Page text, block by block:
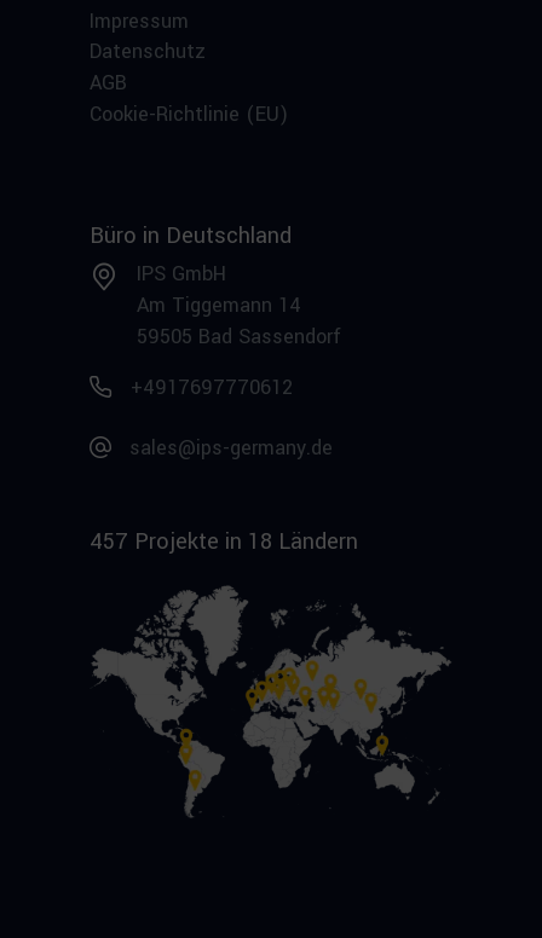
Impressum
Datenschutz
AGB
Cookie-Richtlinie (EU)
Büro in Deutschland
IPS GmbH
Am Tiggemann 14
59505 Bad Sassendorf
+4917697770612
sales@ips-germany.de
457 Projekte in 18 Ländern